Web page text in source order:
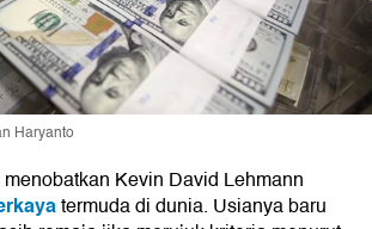
Haryanto
Kevin David Lehmann
termuda di dunia. Usianya baru